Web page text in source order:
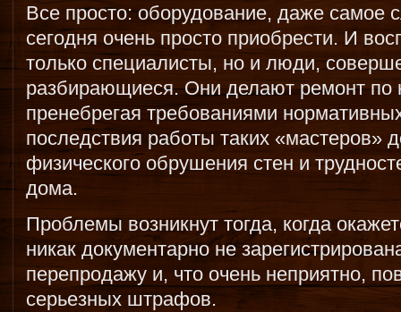
Все просто: оборудование, даже самое
сегодня очень просто приобрести. И
только специалисты, но и люди,
разбирающиеся. Они делают ремонт по
пренебрегая требованиями
последствия работы таких «мастеров»
физического обрушения стен и
дома.
Проблемы возникнут тогда, когда
никак документарно не
перепродажу и, что очень неприятно,
серьезных штрафов.